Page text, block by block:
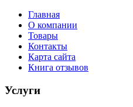
Главная
О компании
Товары
Контакты
Карта сайта
Книга отзывов
Услуги